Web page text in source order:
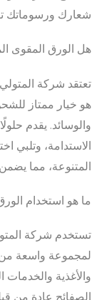
شعارك ورسوماتك
هل الورق المقوى
تعتقد شركة
هو خيار ممتاز
والوسائد. يقدم
الاستدامة، وتلبي
المتنوعة، مما
ما هو استخدام
تستخدم شركة
لمجموعة واسعة من
والأغذية والخدمات
الصفائح عادة من